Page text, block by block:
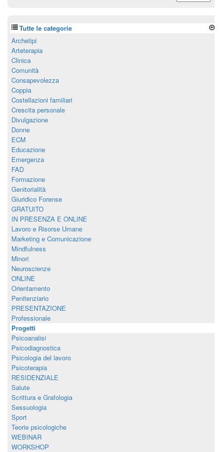
Tutte le categorie
Archetipi
Arteterapia
Clinica
Comunità
Consapevolezza
Coppia
Costellazioni familiari
Crescita personale
Divulgazione
Donne
ECM
Educazione
Emergenza
FAD
Formazione
Genitorialità
Giuridico Forense
GRATUITO
IN PRESENZA E ONLINE
Lavoro e Risorse Umane
Marketing e Comunicazione
Mindfulness
Minori
Neuroscienze
ONLINE
Orientamento
Penitenziario
PRESENTAZIONE
Professionale
Progetti
Psicoanalisi
Psicodiagnostica
Psicologia del lavoro
Psicoterapia
RESIDENZIALE
Salute
Scrittura e Grafologia
Sessuologia
Sport
Teorie psicologiche
WEBINAR
WORKSHOP